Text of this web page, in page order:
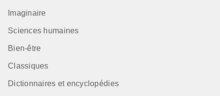
Imaginaire
Sciences humaines
Bien-être
Classiques
Dictionnaires et encyclopédies